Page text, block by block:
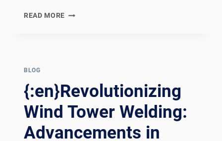
Y HÀ
AY TI
ẾN{:}{:
READ MORE {:EN}REVOLUTIONIZING
CUTTING-
EDGE
WELDING
{:ES}REVOLUCIONANDO
BLOG
{:en}Revolutionizing
Wind Tower Welding:
Advancements in